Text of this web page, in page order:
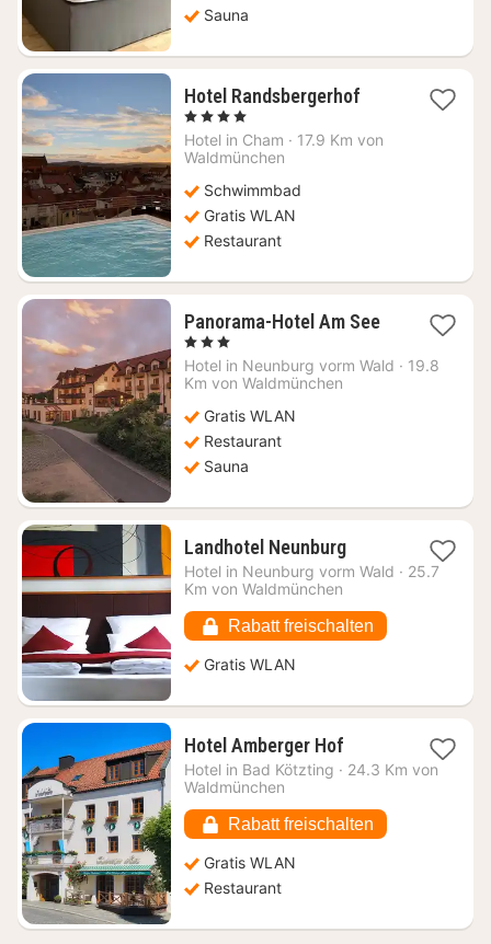
Sauna
Hotel Randsbergerhof1
ab
, 4 Sterne
Hotel in Cham · 17.9 Km von
Waldmünchen
Schwimmbad
Gratis WLAN
Restaurant
Panorama-Hotel Am See1
ab
, 3 Sterne
Hotel in Neunburg vorm Wald · 19.8
Km von Waldmünchen
Gratis WLAN
Restaurant
Sauna
Landhotel Neunburg1
Nacht
€
Hotel in Neunburg vorm Wald · 25.7
Km von Waldmünchen
Rabatt freischalten
Gratis WLAN
Hotel Amberger Hof1
Nacht
€
Hotel in Bad Kötzting · 24.3 Km von
Waldmünchen
Rabatt freischalten
Gratis WLAN
Restaurant